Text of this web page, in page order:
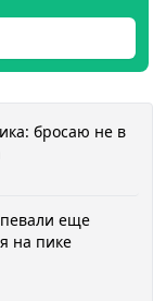
бросаю не в
еще
на пике